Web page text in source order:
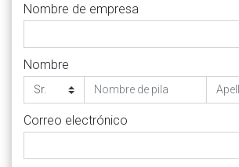
Nombre de empresa
Nombre
Correo electrónico